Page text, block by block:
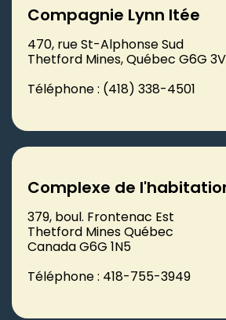
Compagnie Lynn ltée
470, rue St-Alphonse Sud
Thetford Mines, Québec G6G
Téléphone : (418) 338-4501
Complexe de
379, boul. Frontenac Est
Thetford Mines Québec
Canada G6G 1N5
Téléphone : 418-755-3949